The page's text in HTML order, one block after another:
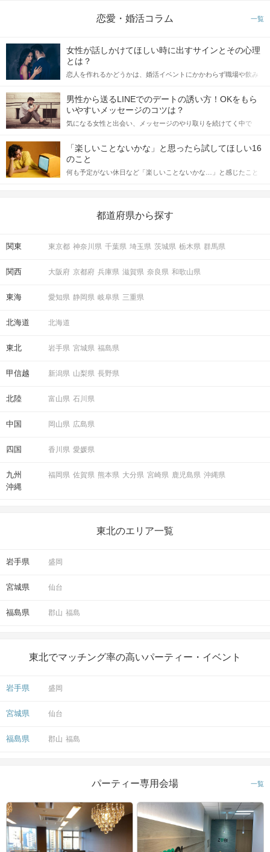
恋愛・婚活コラム 一覧
女性が話しかけてほしい時に出すサインとその心理
とは？
恋人を作れるかどうかは、婚活イベントにかかわらず職場や飲み
てアプローチできるかにも左右されます。 これから恋人作りを本
格的に始めようとしている方は、女性が異性を求めて出すサイン
をしっかりと理解し、正しい行動に移せるかどうかが重要。 この
記事では、女性が話しかけて欲しい時に出すサインとその心理を
合にどのような行動に繋げるべきかをご紹介していきます。
男性から送るLINEでのデートの誘い方！OKをもら
いやすいメッセージのコツは？
気になる女性と出会い、メッセージのやり取りを続けてく中で
しかし、中には「どう誘ったらいいの？」とお困りの男性もいら
っしゃるのではないでしょうか。 そこで今回は、男性から女性へ
送るLINEでのデートの誘い方のコツをご紹介します。例文も混じ
えながら解説するので、ぜひ参考にしてください。
「楽しいことないかな」と思ったら試してほしい16
のこと
何も予定がない休日など「楽しいことないかな…」と感じたこと
の楽しいことアイデアを集めました♪ いままさに楽しいことを探し
都道府県から探す
関東 東京都 神奈川県 千葉県 埼玉県 茨城県 栃木県 群馬県
関西 大阪府 京都府 兵庫県 滋賀県 奈良県 和歌山県
東海 愛知県 静岡県 岐阜県 三重県
北海道 北海道
東北 岩手県 宮城県 福島県
甲信越 新潟県 山梨県 長野県
北陸 富山県 石川県
中国 岡山県 広島県
四国 香川県 愛媛県
九州
沖縄
福岡県 佐賀県 熊本県 大分県 宮崎県 鹿児島県 沖縄県
東北のエリア一覧
岩手県 盛岡
宮城県 仙台
福島県 郡山 福島
東北でマッチング率の高いパーティー・イベント
岩手県 盛岡
宮城県 仙台
福島県 郡山 福島
パーティー専用会場 一覧